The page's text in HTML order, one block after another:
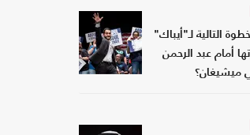
التالية لـ"أيباك"
أمام عبد الرحمن
ميشيغان؟